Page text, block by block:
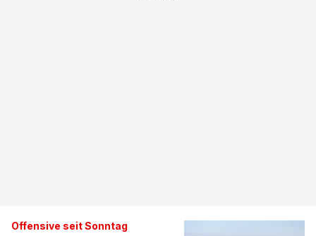
Offensive seit Sonntag